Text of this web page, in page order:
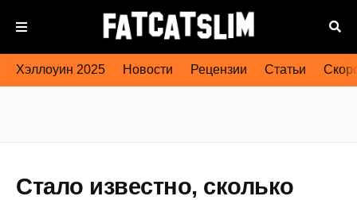
Хэллоуин 2025 Новости Рецензии Статьи
Стало известно, сколько